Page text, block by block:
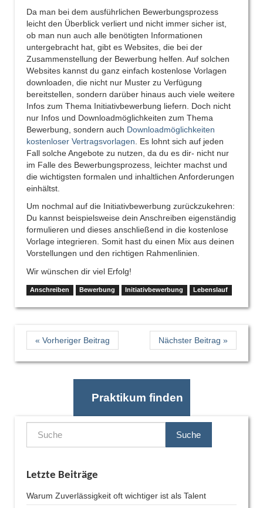
Da man bei dem ausführlichen Bewerbungsprozess
leicht den Überblick verliert und nicht immer sicher ist,
ob man nun auch alle benötigten Informationen
untergebracht hat, gibt es Websites, die bei der
Zusammenstellung der Bewerbung helfen. Auf solchen
Websites kannst du ganz einfach kostenlose Vorlagen
downloaden, die nicht nur Muster zu Verfügung
bereitstellen, sondern darüber hinaus auch viele weitere
Infos zum Thema Initiativbewerbung liefern. Doch nicht
nur Infos und Downloadmöglichkeiten zum Thema
Bewerbung, sondern auch Downloadmöglichkeiten
kostenloser Vertragsvorlagen . Es lohnt sich auf jeden
Fall solche Angebote zu nutzen, da du es dir- nicht nur
im Falle des Bewerbungsprozess, leichter machst und
die wichtigsten formalen und inhaltlichen Anforderungen
einhältst.
Um nochmal auf die Initiativbewerbung zurückzukehren:
Du kannst beispielsweise dein Anschreiben eigenständig
formulieren und dieses anschließend in die kostenlose
Vorlage integrieren. Somit hast du einen Mix aus deinen
Vorstellungen und den richtigen Rahmenlinien.
Wir wünschen dir viel Erfolg!
Anschreiben Bewerbung Initiativbewerbung Lebenslauf
« Vorheriger Beitrag Nächster Beitrag »
Praktikum finden
Suche
Letzte Beiträge
Warum Zuverlässigkeit oft wichtiger ist als Talent